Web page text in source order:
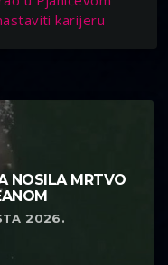
karijeru
NOSILA MRTVO
2026.